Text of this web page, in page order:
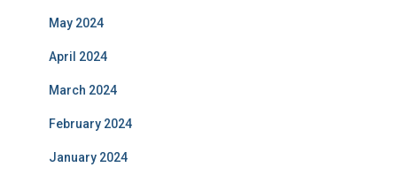
May 2024
April 2024
March 2024
February 2024
January 2024